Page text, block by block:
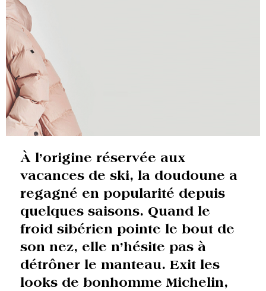
À l’origine réservée aux
vacances de ski, la doudoune a
regagné en popularité depuis
quelques saisons. Quand le
froid sibérien pointe le bout de
son nez, elle n’hésite pas à
détrôner le manteau. Exit les
looks de bonhomme Michelin,